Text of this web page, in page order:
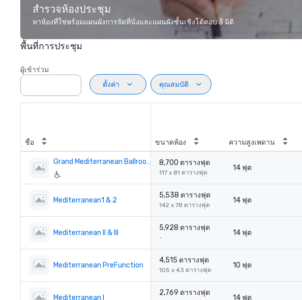
สำรวจห้องประชุม
หาห้องที่ใช่พร้อมแผนผังการจัดที่นั่งและแผนผังชั้นเชิงโต้ตอบ 3 มิติ
พื้นที่การประชุม
ผู้เข้าร่วม
ตั้งค่า
คุณสมบัติ
ชื่อ ขนาดห้อง ความสูงเพดาน
Grand Mediterranean Ballroom 8,700 ตารางฟุต
117 x 81 ตารางฟุต
14 ฟุต
Mediterranean1 & 2
5,538 ตารางฟุต
142 x 78 ตารางฟุต
14 ฟุต
Mediterranean II & III
5,928 ตารางฟุต
-
14 ฟุต
Mediterranean PreFunction
4,515 ตารางฟุต
105 x 43 ตารางฟุต
10 ฟุต
Mediterranean I
2,769 ตารางฟุต
14 ฟุต